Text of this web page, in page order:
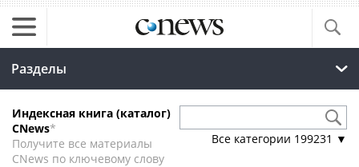
Разделы
Индексная книга (каталог)
CNews*
Получите все материалы
CNews по ключевому слову
Все категории 199231 ▼